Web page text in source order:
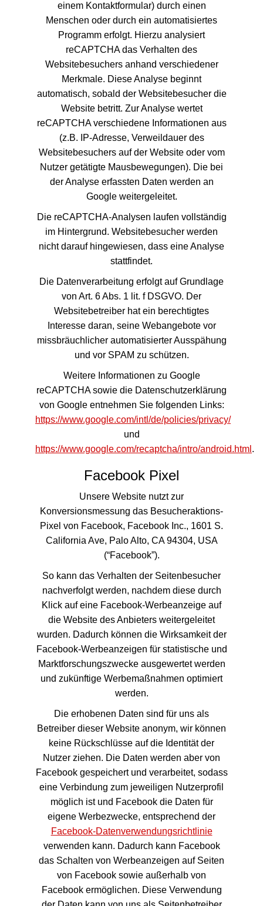
einem Kontaktformular) durch einen
Menschen oder durch ein automatisiertes
Programm erfolgt. Hierzu analysiert
reCAPTCHA das Verhalten des
Websitebesuchers anhand verschiedener
Merkmale. Diese Analyse beginnt
automatisch, sobald der Websitebesucher die
Website betritt. Zur Analyse wertet
reCAPTCHA verschiedene Informationen aus
(z.B. IP-Adresse, Verweildauer des
Websitebesuchers auf der Website oder vom
Nutzer getätigte Mausbewegungen). Die bei
der Analyse erfassten Daten werden an
Google weitergeleitet.
Die reCAPTCHA-Analysen laufen vollständig
im Hintergrund. Websitebesucher werden
nicht darauf hingewiesen, dass eine Analyse
stattfindet.
Die Datenverarbeitung erfolgt auf Grundlage
von Art. 6 Abs. 1 lit. f DSGVO. Der
Websitebetreiber hat ein berechtigtes
Interesse daran, seine Webangebote vor
missbräuchlicher automatisierter Ausspähung
und vor SPAM zu schützen.
Weitere Informationen zu Google
reCAPTCHA sowie die Datenschutzerklärung
von Google entnehmen Sie folgenden Links:
https://www.google.com/intl/de/policies/privacy/
und
https://www.google.com/recaptcha/intro/android.html .
Facebook Pixel
Unsere Website nutzt zur
Konversionsmessung das Besucheraktions-
Pixel von Facebook, Facebook Inc., 1601 S.
California Ave, Palo Alto, CA 94304, USA
(“Facebook”).
So kann das Verhalten der Seitenbesucher
nachverfolgt werden, nachdem diese durch
Klick auf eine Facebook-Werbeanzeige auf
die Website des Anbieters weitergeleitet
wurden. Dadurch können die Wirksamkeit der
Facebook-Werbeanzeigen für statistische und
Marktforschungszwecke ausgewertet werden
und zukünftige Werbemaßnahmen optimiert
werden.
Die erhobenen Daten sind für uns als
Betreiber dieser Website anonym, wir können
keine Rückschlüsse auf die Identität der
Nutzer ziehen. Die Daten werden aber von
Facebook gespeichert und verarbeitet, sodass
eine Verbindung zum jeweiligen Nutzerprofil
möglich ist und Facebook die Daten für
eigene Werbezwecke, entsprechend der
Facebook-Datenverwendungsrichtlinie
verwenden kann. Dadurch kann Facebook
das Schalten von Werbeanzeigen auf Seiten
von Facebook sowie außerhalb von
Facebook ermöglichen. Diese Verwendung